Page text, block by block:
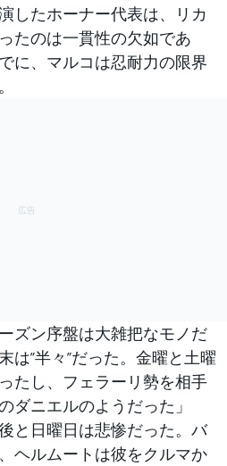
したホーナー代表は、リカ
たのは一貫性の欠如であ
に、マルコは忍耐力の限界
ズン序盤は大雑把なモノだ
は”半々”だった。金曜と土曜
たし、フェラーリ勢を相手
ダニエルのようだった」
と日曜日は悲惨だった。バ
ヘルムートは彼をクルマか